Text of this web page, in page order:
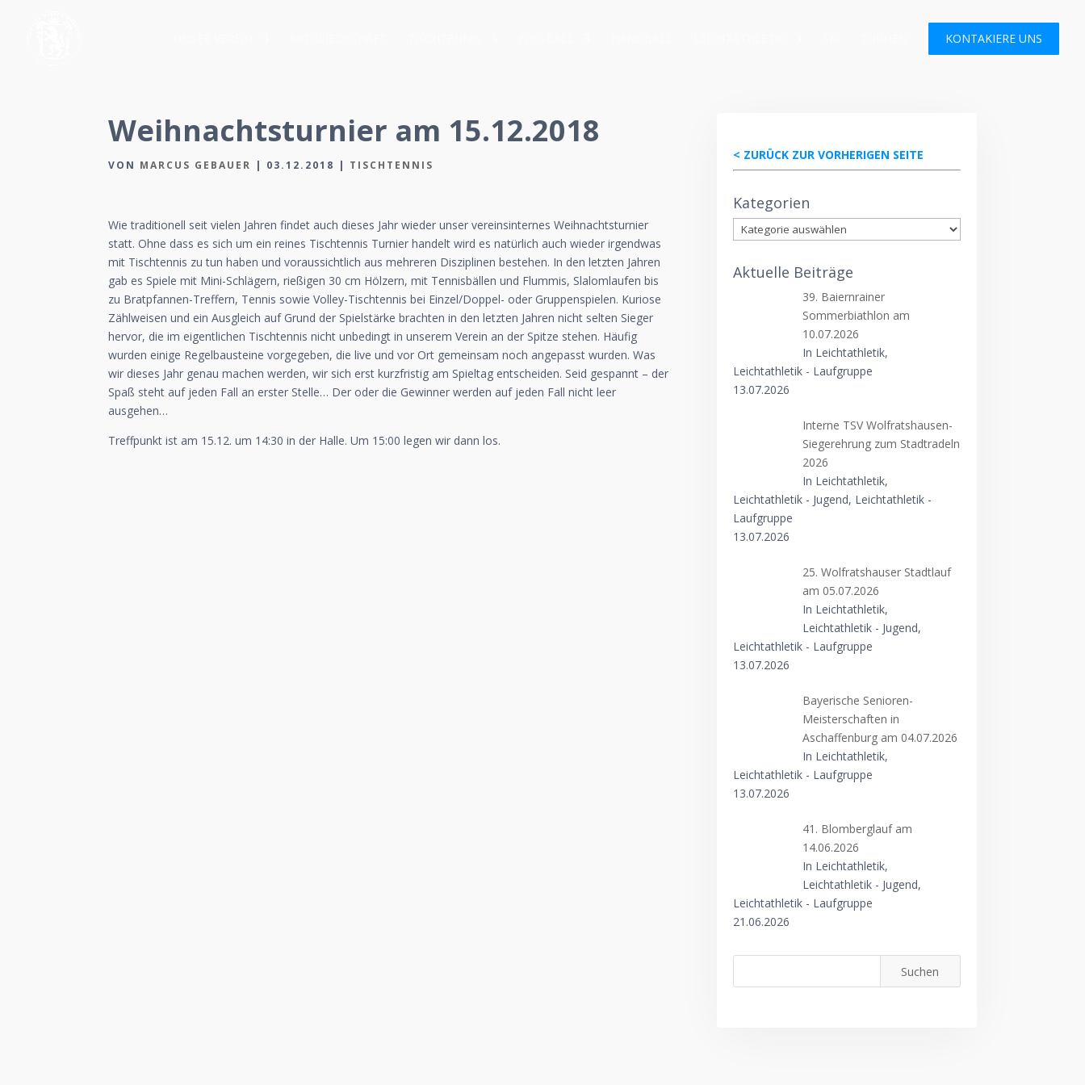
KONTAKIERE UNS
Weihnachtsturnier am 15.12.2018
VON MARCUS GEBAUER | 03.12.2018 | TISCHTENNIS
Wie traditionell seit vielen Jahren findet auch dieses Jahr wieder unser vereinsinternes Weihnachtsturnier
statt. Ohne dass es sich um ein reines Tischtennis Turnier handelt wird es natürlich auch wieder irgendwas
mit Tischtennis zu tun haben und voraussichtlich aus mehreren Disziplinen bestehen. In den letzten Jahren
gab es Spiele mit Mini-Schlägern, rießigen 30 cm Hölzern, mit Tennisbällen und Flummis, Slalomlaufen bis
zu Bratpfannen-Treffern, Tennis sowie Volley-Tischtennis bei Einzel/Doppel- oder Gruppenspielen. Kuriose
Zählweisen und ein Ausgleich auf Grund der Spielstärke brachten in den letzten Jahren nicht selten Sieger
hervor, die im eigentlichen Tischtennis nicht unbedingt in unserem Verein an der Spitze stehen. Häufig
wurden einige Regelbausteine vorgegeben, die live und vor Ort gemeinsam noch angepasst wurden. Was
wir dieses Jahr genau machen werden, wir sich erst kurzfristig am Spieltag entscheiden. Seid gespannt – der
Spaß steht auf jeden Fall an erster Stelle… Der oder die Gewinner werden auf jeden Fall nicht leer
ausgehen…
Treffpunkt ist am 15.12. um 14:30 in der Halle. Um 15:00 legen wir dann los.
< ZURÜCK ZUR VORHERIGEN SEITE
Kategorien
Kategorien
Aktuelle Beiträge
39. Baiernrainer
Sommerbiathlon am
10.07.2026
In Leichtathletik,
Leichtathletik - Laufgruppe
13.07.2026
Interne TSV Wolfratshausen-
Siegerehrung zum Stadtradeln
2026
In Leichtathletik,
Leichtathletik - Jugend, Leichtathletik -
Laufgruppe
13.07.2026
25. Wolfratshauser Stadtlauf
am 05.07.2026
In Leichtathletik,
Leichtathletik - Jugend,
Leichtathletik - Laufgruppe
13.07.2026
Bayerische Senioren-
Meisterschaften in
Aschaffenburg am 04.07.2026
In Leichtathletik,
Leichtathletik - Laufgruppe
13.07.2026
41. Blomberglauf am
14.06.2026
In Leichtathletik,
Leichtathletik - Jugend,
Leichtathletik - Laufgruppe
21.06.2026